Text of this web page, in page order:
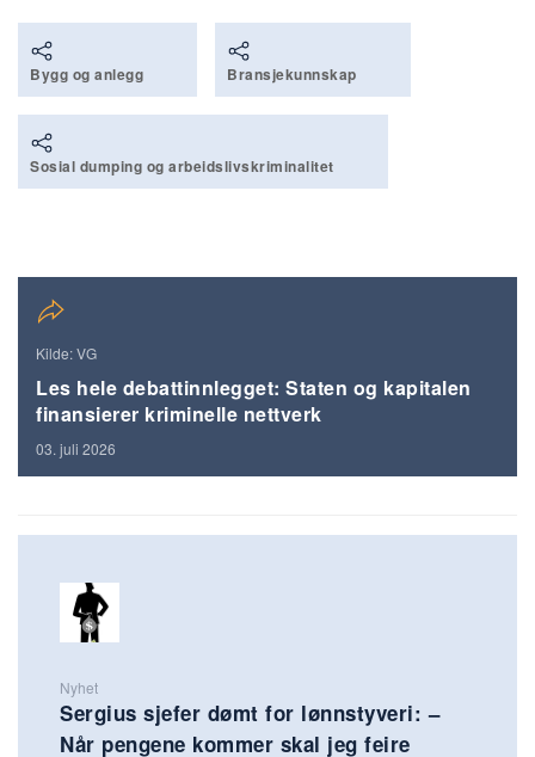
Bygg og anlegg Bransjekunnskap
Sosial dumping og arbeidslivskriminalitet
Kilde: VG
Les hele debattinnlegget: Staten og kapitalen
finansierer kriminelle nettverk
03. juli 2026
Nyhet
Sergius sjefer dømt for lønnstyveri: –
Når pengene kommer skal jeg feire